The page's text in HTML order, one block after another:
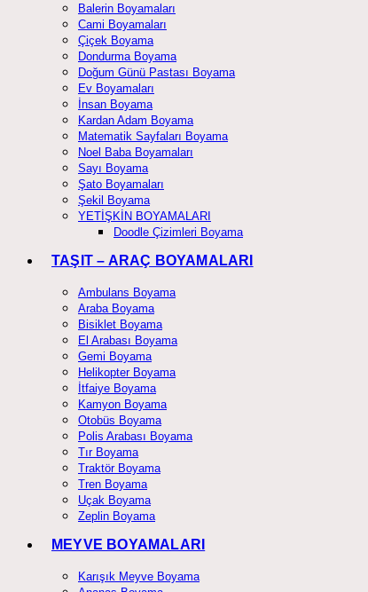
Balerin Boyamaları
Cami Boyamaları
Çiçek Boyama
Dondurma Boyama
Doğum Günü Pastası Boyama
Ev Boyamaları
İnsan Boyama
Kardan Adam Boyama
Matematik Sayfaları Boyama
Noel Baba Boyamaları
Sayı Boyama
Şato Boyamaları
Şekil Boyama
YETİŞKİN BOYAMALARI
Doodle Çizimleri Boyama
TAŞIT – ARAÇ BOYAMALARI
Ambulans Boyama
Araba Boyama
Bisiklet Boyama
El Arabası Boyama
Gemi Boyama
Helikopter Boyama
İtfaiye Boyama
Kamyon Boyama
Otobüs Boyama
Polis Arabası Boyama
Tır Boyama
Traktör Boyama
Tren Boyama
Uçak Boyama
Zeplin Boyama
MEYVE BOYAMALARI
Karışık Meyve Boyama